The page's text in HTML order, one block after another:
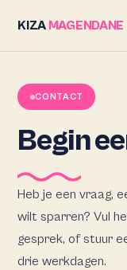
KIZA MAGENDANE
CONTACT
Begin
Heb je een vraag,
wilt sparren? Vul
gesprek, of stuur
drie werkdagen.